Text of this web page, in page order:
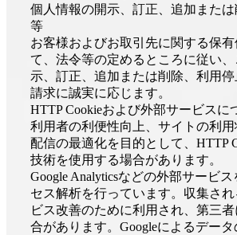
個人情報の開示、訂正、追加また
等
お客様およびお取引先に関する保
て、法令等の定めるところに従い
示、訂正、追加または削除、利用
請求に誠実に応じます。
HTTP Cookieおよび外部サービスに
利用者の利便性向上、サイトの利
配信の最適化を目的として、HTTP
技術を使用する場合があります。
Google Analyticsなどの外部サービ
セス解析を行っています。収集さ
ビス改善のために利用され、第三
合があります。Googleによるデー